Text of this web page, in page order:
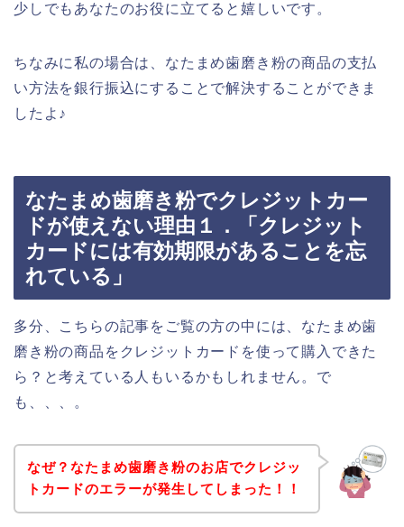
少しでもあなたのお役に立てると嬉しいです。
ちなみに私の場合は、なたまめ歯磨き粉の商品の支払
い方法を銀行振込にすることで解決することができま
したよ♪
なたまめ歯磨き粉でクレジットカー
ドが使えない理由１．「クレジット
カードには有効期限があることを忘
れている」
多分、こちらの記事をご覧の方の中には、なたまめ歯
磨き粉の商品をクレジットカードを使って購入できた
ら？と考えている人もいるかもしれません。で
も、、、。
なぜ？なたまめ歯磨き粉のお店でクレジッ
トカードのエラーが発生してしまった！！